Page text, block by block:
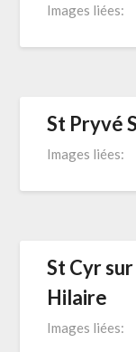
Images liées:
St Pryvé
Images liées:
St Cyr
Hilaire
Images liées: